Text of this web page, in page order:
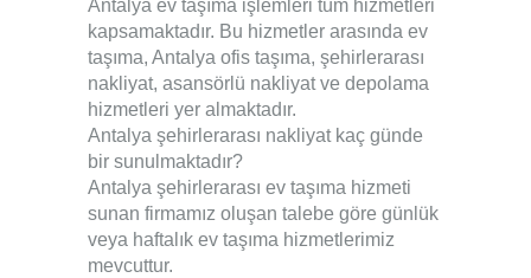
Antalya ev taşıma işlemleri tüm hizmetleri
kapsamaktadır. Bu hizmetler arasında ev
taşıma, Antalya ofis taşıma, şehirlerarası
nakliyat, asansörlü nakliyat ve depolama
hizmetleri yer almaktadır.
Antalya şehirlerarası nakliyat kaç günde
bir sunulmaktadır?
Antalya şehirlerarası ev taşıma hizmeti
sunan firmamız oluşan talebe göre günlük
veya haftalık ev taşıma hizmetlerimiz
mevcuttur.